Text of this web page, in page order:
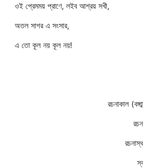
ওই প্রেমময় প্রাণে, লইব আশ্রয় সখী,
অতল সাগর এ সংসার,
এ তো কূল নয় কূল নয়!
রচনাকাল